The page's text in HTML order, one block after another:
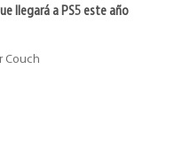
llegará a PS5 este año
Couch